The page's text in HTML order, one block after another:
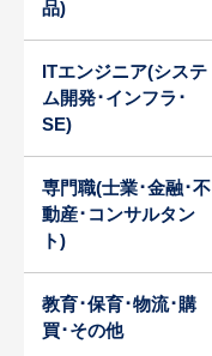
品)
ITエンジニア(システ
ム開発･インフラ･
SE)
専門職(士業･金融･不
動産･コンサルタン
ト)
教育･保育･物流･購
買･その他